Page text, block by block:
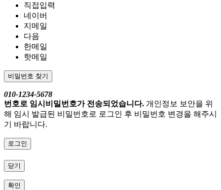
직접입력
네이버
지메일
다음
한메일
핫메일
비밀번호 찾기
010-1234-5678
번호로 임시비밀번호가 전송되었습니다. 개인정보 보안을 위
해 임시 발급된 비밀번호로 로그인 후 비밀번호 변경을 해주시
기 바랍니다.
로그인
닫기
확인